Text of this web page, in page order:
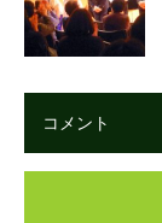
コメント